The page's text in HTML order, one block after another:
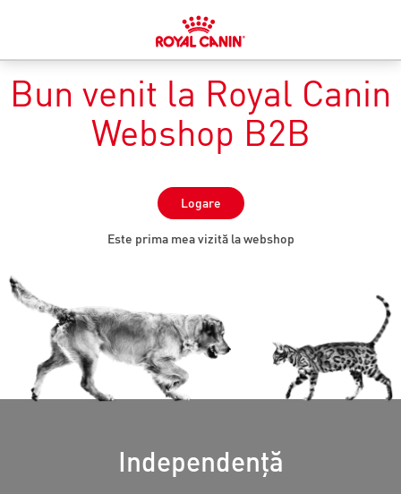
Bun venit la Royal Canin
Webshop B2B
Logare
Este prima mea vizită la webshop
Independență